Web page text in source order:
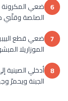
6 ضعي
الصلصة وقلّبي
7 ضعي قطع
الموزاريلا
8
الجبنة ويحمرّ